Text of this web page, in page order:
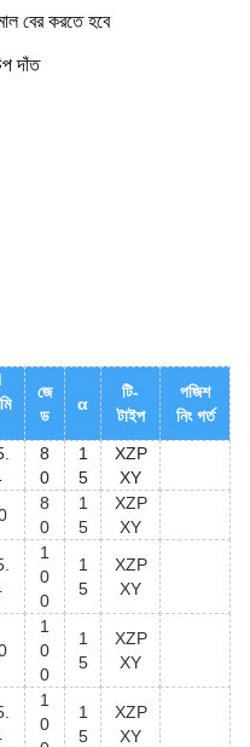
বের করতে হবে
দাঁত
জে
ড
α
টি-
টাইপ
পজিশ
নিং গর্ত
8
0
1
5
XZP
XY
8
0
1
5
XZP
XY
1
0
0
1
5
XZP
XY
1
0
0
1
5
XZP
XY
1
0
1
5
XZP
XY